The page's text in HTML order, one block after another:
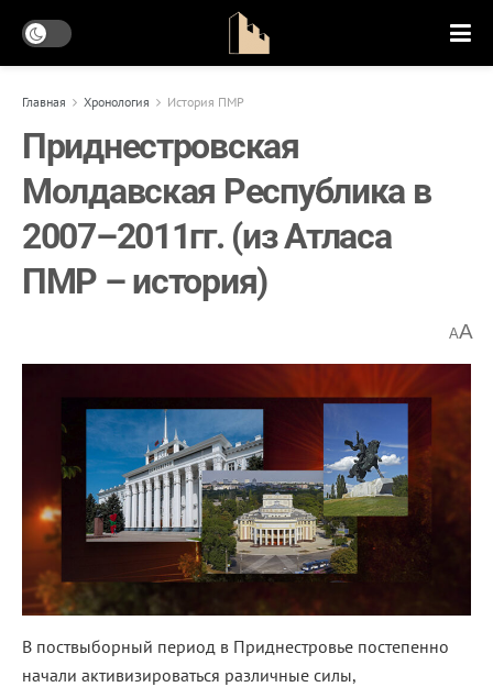
Главная Хронология История ПМР
Приднестровская
Молдавская Республика в
2007–2011гг. (из Атласа
ПМР – история)
AA
В поствыборный период в Приднестровье постепенно
начали активизироваться различные силы,